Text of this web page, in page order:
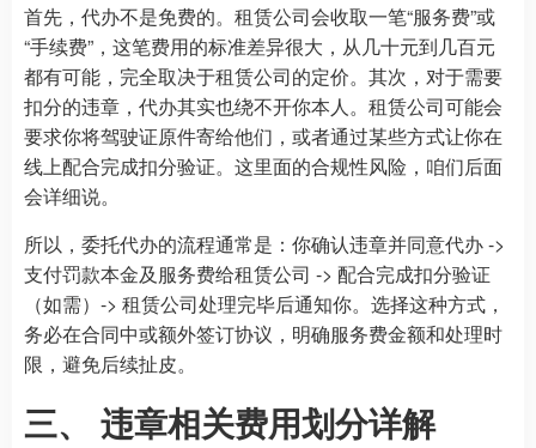
首先，代办不是免费的。租赁公司会收取一笔“服务费”或
“手续费”，这笔费用的标准差异很大，从几十元到几百元
都有可能，完全取决于租赁公司的定价。其次，对于需要
扣分的违章，代办其实也绕不开你本人。租赁公司可能会
要求你将驾驶证原件寄给他们，或者通过某些方式让你在
线上配合完成扣分验证。这里面的合规性风险，咱们后面
会详细说。
所以，委托代办的流程通常是：你确认违章并同意代办 ->
支付罚款本金及服务费给租赁公司 -> 配合完成扣分验证
（如需）-> 租赁公司处理完毕后通知你。选择这种方式，
务必在合同中或额外签订协议，明确服务费金额和处理时
限，避免后续扯皮。
三、 违章相关费用划分详解